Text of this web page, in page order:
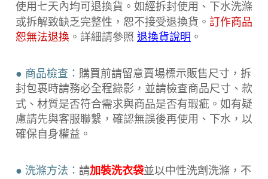
使用七天內均可退換貨。如經拆封使用、下水洗滌
或拆解致缺乏完整性，恕不接受退換貨。 訂作商品
恕無法退換 。詳細請參照 退換貨說明 。
● 商品檢查： 購買前請留意賣場標示販售尺寸，拆
封包裹時請務必全程錄影，並請檢查商品尺寸、款
式、材質是否符合需求與商品是否有瑕疵。如有疑
慮請先與客服聯繫，確認無誤後再使用、下水，以
確保自身權益。
● 洗滌方法： 請加裝洗衣袋並以中性洗劑洗滌，不